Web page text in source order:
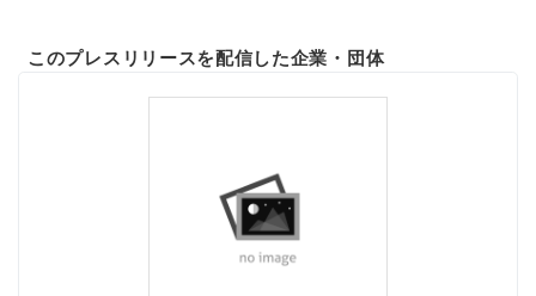
このプレスリリースを配信した企業・団体